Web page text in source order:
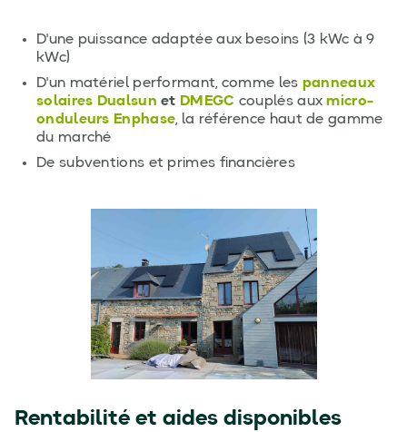
D'une puissance adaptée aux besoins (3 kWc à 9
kWc)
D'un matériel performant, comme les panneaux
solaires Dualsunet DMEGC couplés auxmicro-
onduleurs Enphase, la référence haut de gamme
du marché
De subventions et primes financières
Rentabilité et aides disponibles